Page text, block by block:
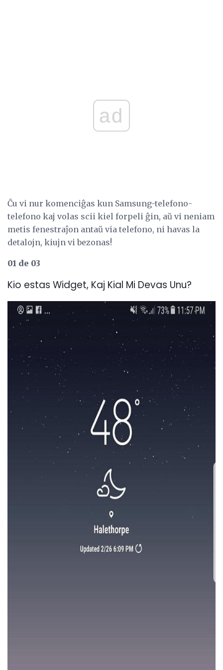
ad
Ĉu vi nur komenciĝas kun Samsung-telefono-
telefono kaj volas scii kiel forpeli ĝin, aŭ vi neniam
metis fenestraĵon antaŭ via telefono, ni havas la
detalojn, kiujn vi bezonas!
01 de 03
Kio estas Widget, Kaj Kial Mi Devas Unu?